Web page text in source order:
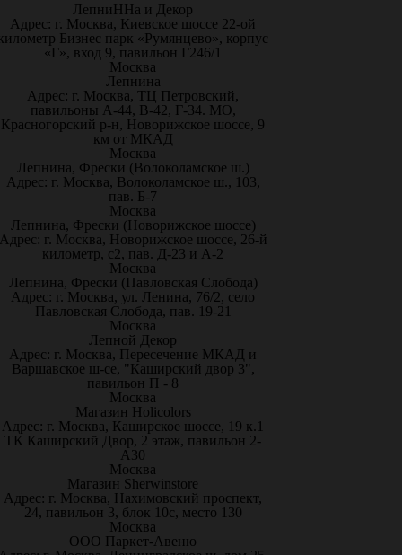
ЛепниННа и Декор
Адрес: г. Москва, Киевское шоссе 22-ой
Бизнес парк «Румянцево», корпус
«Г», вход 9, павильон Г246/1
Москва
Лепнина
Адрес: г. Москва, ТЦ Петровский,
павильоны А-44, В-42, Г-34. МО,
Красногорский р-н, Новорижское шоссе, 9
км от МКАД
Москва
Лепнина, Фрески (Волоколамское ш.)
Адрес: г. Москва, Волоколамское ш., 103,
пав. Б-7
Москва
Лепнина, Фрески (Новорижское шоссе)
г. Москва, Новорижское шоссе, 26-й
километр, с2, пав. Д-23 и А-2
Москва
Лепнина, Фрески (Павловская Слобода)
Адрес: г. Москва, ул. Ленина, 76/2, село
Павловская Слобода, пав. 19-21
Москва
Лепной Декор
Адрес: г. Москва, Пересечение МКАД и
Варшавское ш-се, "Каширский двор 3",
павильон П - 8
Москва
Магазин Holicolors
Адрес: г. Москва, Каширское шоссе, 19 к.1
ТК Каширский Двор, 2 этаж, павильон 2-
А30
Москва
Магазин Sherwinstore
Адрес: г. Москва, Нахимовский проспект,
24, павильон 3, блок 10с, место 130
Москва
ООО Паркет-Авeню